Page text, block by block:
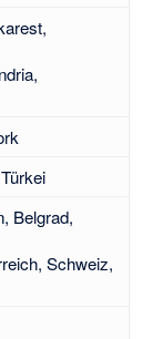
Belgrad,
Schweiz,